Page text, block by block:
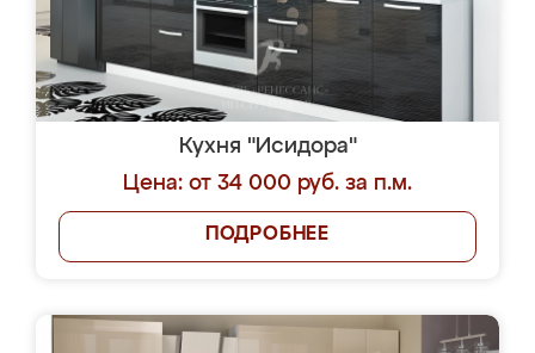
Кухня "Исидора"
Цена: от 34 000 руб. за п.м.
ПОДРОБНЕЕ